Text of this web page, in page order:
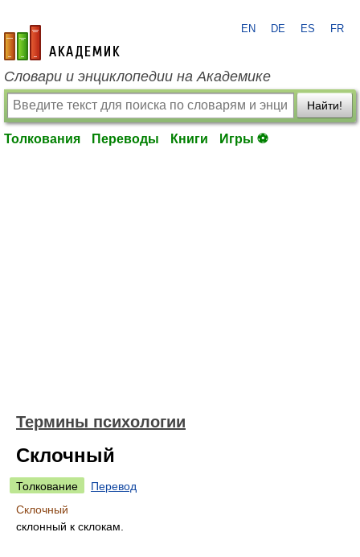
academic.ru
EN DE ES FR
Словари и энциклопедии на Академике
Найти!
Толкования Переводы Книги Игры ⚽
Термины психологии
Склочный
Толкование
Перевод
Склочный
склонный к склокам.